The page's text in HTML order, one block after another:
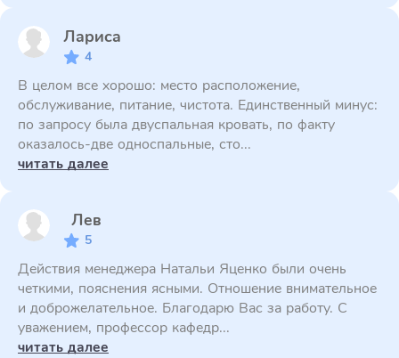
Лариса
4
В целом все хорошо: место расположение,
обслуживание, питание, чистота. Единственный минус:
по запросу была двуспальная кровать, по факту
оказалось-две односпальные, сто...
читать далее
Лев
5
Действия менеджера Натальи Яценко были очень
четкими, пояснения ясными. Отношение внимательное
и доброжелательное. Благодарю Вас за работу. С
уважением, профессор кафедр...
читать далее